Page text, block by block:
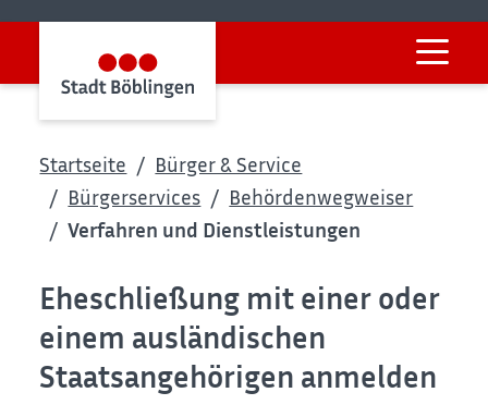
Startseite
Bürger & Service
Bürgerservices
Behördenwegweiser
Verfahren und Dienstleistungen
Eheschließung mit einer oder
einem ausländischen
Staatsangehörigen anmelden